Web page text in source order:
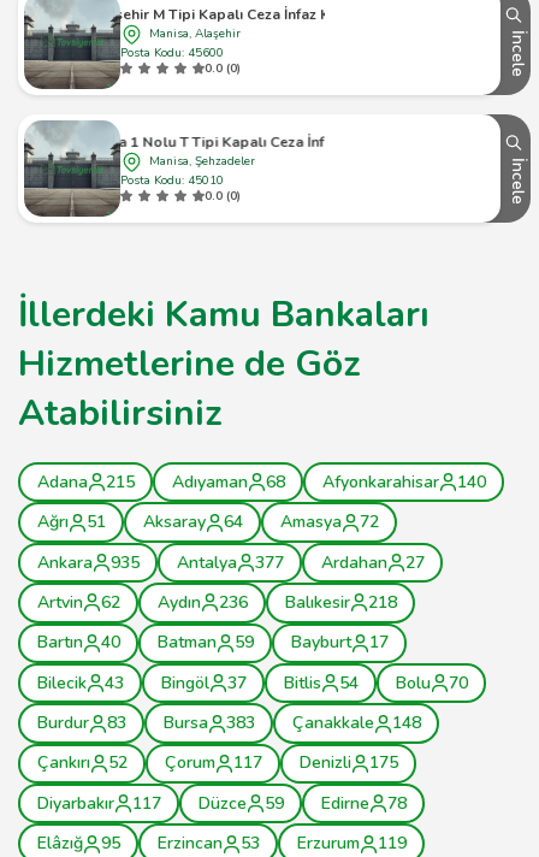
Alaşehir M Tipi Kapalı Ceza İnfaz Kurumu
Manisa, Alaşehir
Posta Kodu: 45600
0.0 (0)
İncele
Manisa 1 Nolu T Tipi Kapalı Ceza İnfaz Kurumu
Manisa, Şehzadeler
Posta Kodu: 45010
0.0 (0)
İncele
İllerdeki Kamu Bankaları
Hizmetlerine de Göz
Atabilirsiniz
Adana 215 Adıyaman 68 Afyonkarahisar
140
Ağrı
51 Aksaray 64 Amasya
72
Ankara
935 Antalya 377 Ardahan
27
Artvin
62 Aydın 236 Balıkesir
218
Bartın
40 Batman 59 Bayburt
17
Bilecik
43 Bingöl 37 Bitlis 54 Bolu
70
Burdur
83 Bursa 383 Çanakkale
148
Çankırı
52 Çorum 117 Denizli
175
Diyarbakır
117 Düzce 59 Edirne
78
Elâzığ
95 Erzincan 53 Erzurum 119